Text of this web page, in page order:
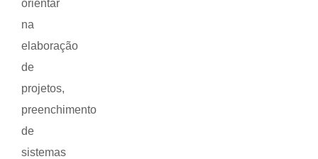
orientar
na
elaboração
de
projetos,
preenchimento
de
sistemas